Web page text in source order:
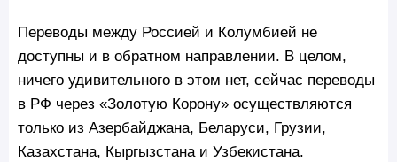
Переводы между Россией и Колумбией не
доступны и в обратном направлении. В целом,
ничего удивительного в этом нет, сейчас переводы
в РФ через «Золотую Корону» осуществляются
только из Азербайджана, Беларуси, Грузии,
Казахстана, Кыргызстана и Узбекистана.